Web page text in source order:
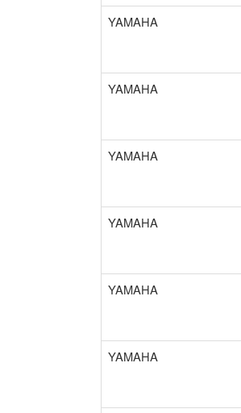
YAMAHA
YAMAHA
YAMAHA
YAMAHA
YAMAHA
YAMAHA